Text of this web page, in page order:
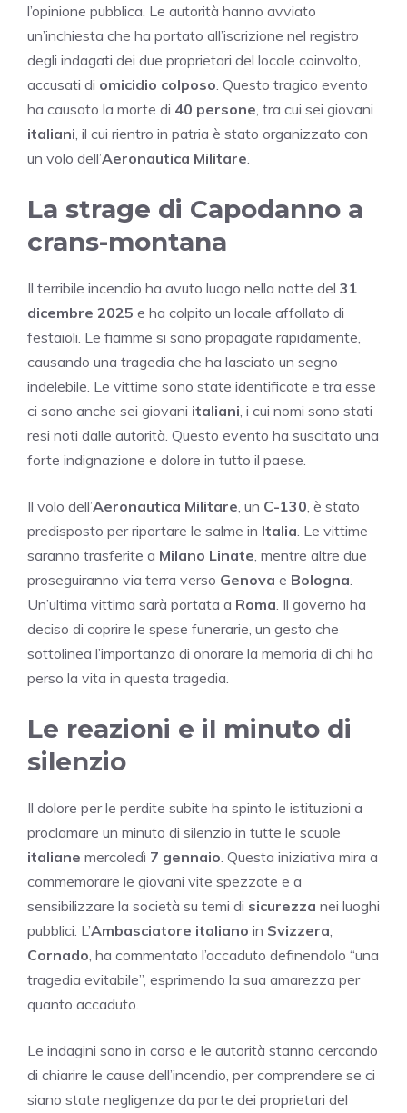
l’opinione pubblica. Le autorità hanno avviato
un’inchiesta che ha portato all’iscrizione nel registro
degli indagati dei due proprietari del locale coinvolto,
accusati di omicidio colposo . Questo tragico evento
ha causato la morte di 40 persone , tra cui sei giovani
italiani , il cui rientro in patria è stato organizzato con
un volo dell’Aeronautica Militare
La strage di Capodanno a
crans-montana
Il terribile incendio ha avuto luogo nella notte del 31
dicembre 2025 e ha colpito un locale affollato di
festaioli. Le fiamme si sono propagate rapidamente,
causando una tragedia che ha lasciato un segno
indelebile. Le vittime sono state identificate e tra esse
ci sono anche sei giovani italiani , i cui nomi sono stati
resi noti dalle autorità. Questo evento ha suscitato una
forte indignazione e dolore in tutto il paese.
Il volo dell’Aeronautica Militare , un C-130 , è stato
predisposto per riportare le salme in Italia . Le vittime
saranno trasferite a Milano Linate , mentre altre due
proseguiranno via terra verso Genova e Bologna
Un’ultima vittima sarà portata a Roma . Il governo ha
deciso di coprire le spese funerarie, un gesto che
sottolinea l’importanza di onorare la memoria di chi ha
perso la vita in questa tragedia.
Le reazioni e il minuto di
silenzio
Il dolore per le perdite subite ha spinto le istituzioni a
proclamare un minuto di silenzio in tutte le scuole
italiane mercoledì 7 gennaio . Questa iniziativa mira a
commemorare le giovani vite spezzate e a
sensibilizzare la società su temi di sicurezza nei luoghi
pubblici. L’Ambasciatore italiano in Svizzera
Cornado , ha commentato l’accaduto definendolo “una
tragedia evitabile”, esprimendo la sua amarezza per
quanto accaduto.
Le indagini sono in corso e le autorità stanno cercando
di chiarire le cause dell’incendio, per comprendere se ci
siano state negligenze da parte dei proprietari del